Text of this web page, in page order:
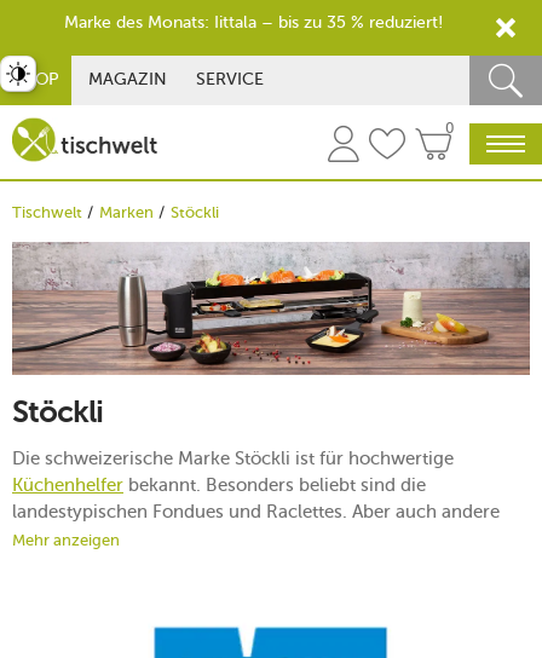
SHOP MAGAZIN SERVICE
0
Tischwelt Marken Stöckli
Stöckli
Die schweizerische Marke Stöckli ist für hochwertige
Küchenhelfer bekannt. Besonders beliebt sind die
landestypischen Fondues und Raclettes. Aber auch andere
praktische Küchengeräte stammen aus dem Haus Stöckli. Die
von tischwelt. Erfahren Sie mehr über die außergewöhnlichen
Mehr anzeigen
umschalten
Marke des Monats: Iittala – bis zu 35 % reduziert!